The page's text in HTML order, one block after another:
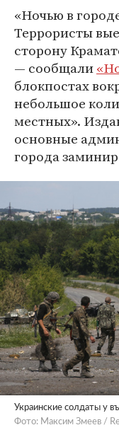
«Ночью в
Террористы
сторону
— сообщали
блокпостах
небольшое
местных».
основные
города
Украинские солдаты у
Фото: Максим Змеев /